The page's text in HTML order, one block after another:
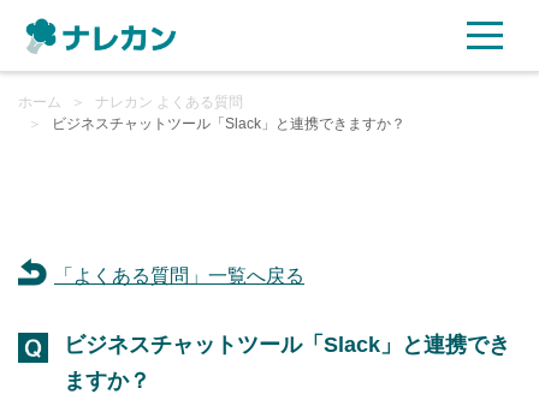
ご利用プラン
充実サポート
ホーム ＞
ナレカン よくある質問
＞
ビジネスチャットツール「Slack」と連携できますか？
「よくある質問」一覧へ戻る
ビジネスチャットツール「Slack」と連携でき
ますか？